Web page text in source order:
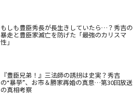
もしも豊臣秀長が長生きしていたら…？秀吉の
暴走と豊臣家滅亡を防げた「最強のカリスマ
性」
『豊臣兄弟！』三法師の誘拐は史実？秀吉
の“暴挙”、お市＆勝家再婚の真意…第30回放送
の真相考察